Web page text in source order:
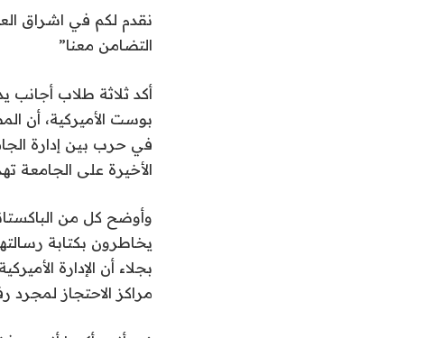
التضامن معنا”
أكد ثلاثة طلاب أجانب
بوست الأميركية، أن
في حرب بين إدارة
الأخيرة على الجامعة
وأوضح كل من
يخاطرون بكتابة
بجلاء أن الإدارة
مراكز الاحتجاز لمجرد